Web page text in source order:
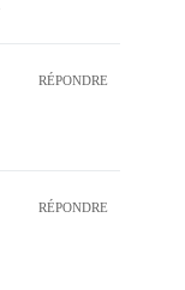
RÉPONDRE
RÉPONDRE